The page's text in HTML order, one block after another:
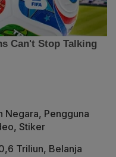
Negara, Pengguna
Stiker
Triliun, Belanja